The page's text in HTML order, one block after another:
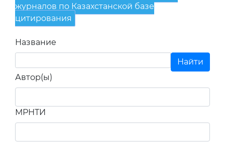
журналов по Казахстанской базе
цитирования
Название
Автор(ы)
МРНТИ